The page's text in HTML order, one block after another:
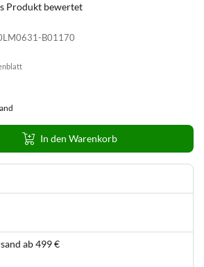
B01170
Produkt bewertet
In den Warenkorb
ab 499 €